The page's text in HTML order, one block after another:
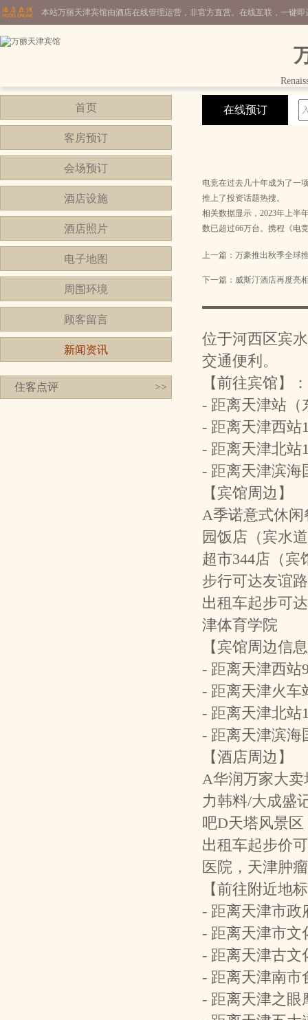
本站万丽天津宾馆由酒店在线管理运营，非官方直营。在线互联，一键
首页
客房预订
会场预订
酒店设施
酒店照片
电子地图
周围环境
顾客留言
新闻资讯
住客点评 >>
在线预订
电竞在过去几十年成为了一
推上了投资话题热搜。
相关数据显示，2023年上半
数已超过66万台。携程《电
上一篇： 万豪推出秋季全球
下一篇： 威斯汀酒店再度亮
位于河西区宾
交通便利。
【前往宾馆】：
- 距离天津站（
- 距离天津西站
- 距离天津北站
- 距离天津滨海
【宾馆周边】
A季诺意式休
园饭店（宾水
超市344店（宾
步行可达友谊
出租车起步可
津体育学院
【宾馆周边信
- 距离天津西站
- 距离天津火车
- 距离天津北站
- 距离天津滨海
【酒店周边】
A华润万家大
力韩料/大成盛
吧D天塔风景
出租车起步价
医院，天津肿
【前往附近地
- 距离天津市政
- 距离天津市文
- 距离天津古文
- 距离天津南市
- 距离天津之眼